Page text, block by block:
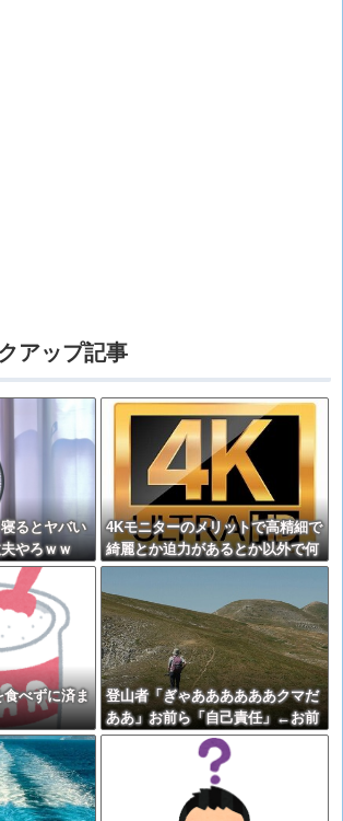
アップ記事
るとヤバい
やろｗｗ
4Kモニターのメリットで高精細で
綺麗とか迫力があるとか以外で何
かある？
食べずに済ま
登山者「ぎゃああああああクマだ
ああ」お前ら「自己責任」←お前
らそれでも人間か？